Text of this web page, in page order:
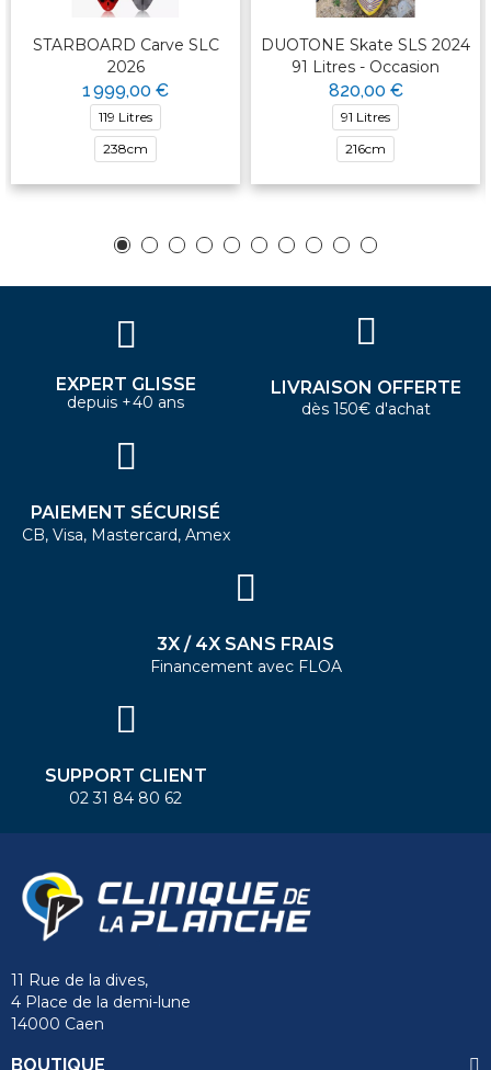
STARBOARD Carve SLC
2026
1 999,00 €
119 Litres
238cm
DUOTONE Skate SLS 2024
91 Litres - Occasion
820,00 €
91 Litres
216cm
EXPERT GLISSE
depuis +40 ans
LIVRAISON OFFERTE
dès 150€ d'achat
PAIEMENT SÉCURISÉ
CB, Visa, Mastercard, Amex
3X / 4X SANS FRAIS
Financement avec FLOA
SUPPORT CLIENT
02 31 84 80 62
11 Rue de la dives,
4 Place de la demi-lune
14000 Caen
BOUTIQUE